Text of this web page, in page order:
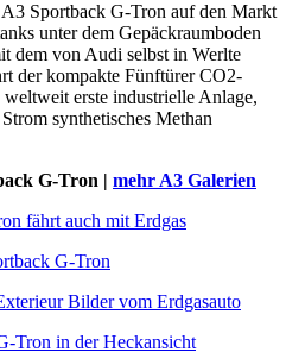
Sportback G-Tron auf den Markt
unter dem Gepäckraumboden
dem von Audi selbst in Werlte
der kompakte Fünftürer CO2-
erste industrielle Anlage,
synthetisches Methan
G-Tron | mehr A3 Galerien